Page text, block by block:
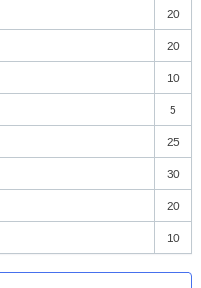
20
20
10
5
25
30
20
10